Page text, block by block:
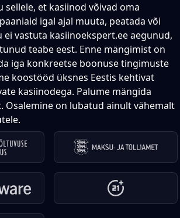
sellele, et kasiinod võivad oma
igal ajal muuta, peatada või
ei vastuta kasiinoekspert.ee aegunud,
teabe eest. Enne mängimist on
iga konkreetse boonuse tingimuste
koostööd üksnes Eestis kehtivat
kasiinodega. Palume mängida
Osalemine on lubatud ainult vähemalt